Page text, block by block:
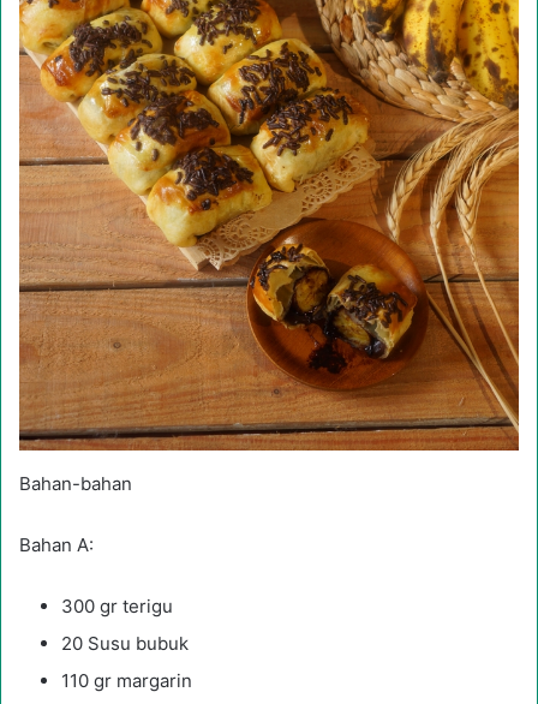
Bahan-bahan
Bahan A:
300 gr terigu
20 Susu bubuk
110 gr margarin